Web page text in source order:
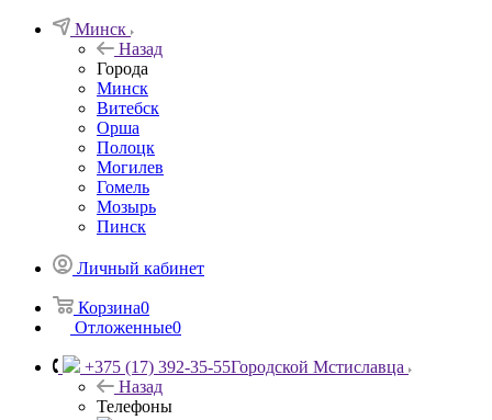
Минск
Назад
Города
Минск
Витебск
Орша
Полоцк
Могилев
Гомель
Мозырь
Пинск
Личный кабинет
Корзина0
Отложенные0
+375 (17) 392-35-55Городской Мстиславца
Назад
Телефоны